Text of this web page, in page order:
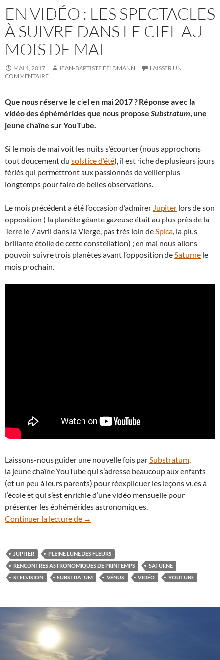
EN VIDÉO : LES SPECTACLES
À SUIVRE DANS LE CIEL AU
MOIS DE MAI
MAI 1, 2017 JEAN-BAPTISTE FELDMANN
LAISSER UN
COMMENTAIRE
Que nous réserve le ciel en mai 2017 ? Réponse avec la
vidéo des éphémérides que nous propose Substratum, une
jeune chaîne sur YouTube.
Si le mois de mai voit les nuits s’écourter (nous approchons
tout doucement du solstice d’été), il est riche de plusieurs jours
fériés qui permettront aux passionnés de veiller plus
longtemps pour faire de belles observations.
Le mois précédent a été l’occasion d’admirer Jupiter lors de son
opposition ( la planète géante gazeuse était au plus près de la
Terre le 7 avril dans la Vierge, pas très loin deSpica, la plus
brillante étoile de cette constellation) ; en mai nous allons
pouvoir suivre trois planètes avant l’opposition deSaturne le
mois prochain.
Laissons-nous guider une nouvelle fois parSubstratum,
la jeune chaîne YouTube qui s’adresse beaucoup aux enfants
(et un peu à leurs parents) pour réexpliquer les leçons vues à
l’école et qui s’est enrichie d’une vidéo mensuelle pour
présenter les éphémérides astronomiques.
Continuer la lecture de En vidéo : les spectacles à suivre dans le
→
JUPITER
PLEINE LUNE DES FLEURS
RENCONTRES ASTRONOMIQUES DE PRINTEMPS
SATURNE
STELVISION
SUBSTRATUM VÉNUS VIDÉO YOUTUBE